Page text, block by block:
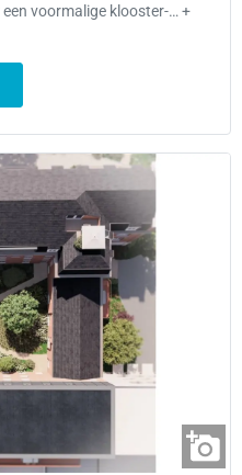
voormalige klooster-… +